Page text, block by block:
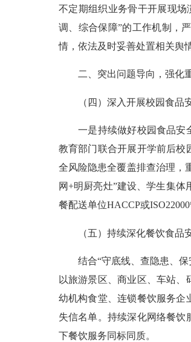
不定期组织业务骨干开展现
调、综合保障”的工作机制，
情，依法及时妥善处置相关舆情
二、突出问题导向，强化
（四）深入开展校园食品
一是持续做好校园食品安全
教育部门联合开展开学前后校
全风险隐患全覆盖排查治理，
网+明厨亮灶”建设、学生集体
餐配送单位HACCP或
（五）持续深化餐饮食品
结合“守底线、查隐患、保
以旅游景区、商业区、车站
幼机构食堂、连锁餐饮服务企
失信名单。持续深化网络餐
下餐饮服务同标同质。